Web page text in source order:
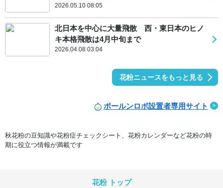
2026.05.10 08:05
北日本を中心に大量飛散 西・東日本のヒノ
キ本格飛散は4月中旬まで
2026.04.08 03:04
花粉ニュースをもっと見る
ポールンロボ設置者専用サイト
秋花粉の豆知識や花粉症チェックシート、花粉カレンダーなど花粉の時
期に役立つ情報が満載です
花粉 トップ